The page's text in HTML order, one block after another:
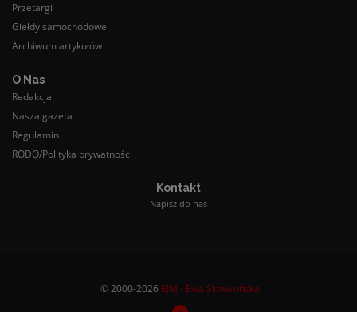
Przetargi
Giełdy samochodowe
Archiwum artykułów
O Nas
Redakcja
Nasza gazeta
Regulamin
RODO/Polityka prywatności
Kontakt
Napisz do nas
© 2000-2026 EJM - Ewa Skowrońska